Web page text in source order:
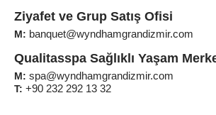
Ziyafet ve Grup Satış Ofisi
M: banquet@wyndhamgrandizmir.com
Qualitasspa Sağlıklı Yaşam
M: spa@wyndhamgrandizmir.com
T: +90 232 292 13 32